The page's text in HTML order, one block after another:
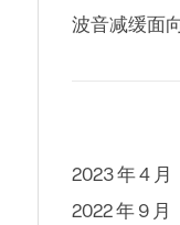
波音减缓面
2023 年 4 月
2022 年 9 月